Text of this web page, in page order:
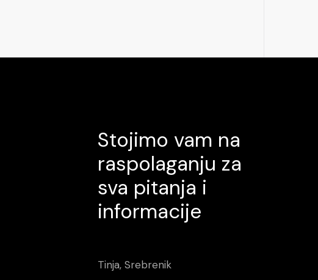
Stojimo vam na
raspolaganju za
sva pitanja i
informacije
Tinja, Srebrenik